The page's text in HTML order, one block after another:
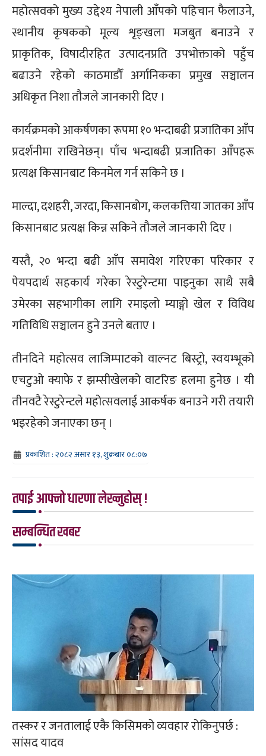
महोत्सवको मुख्य उद्देश्य नेपाली आँपको पहिचान फैलाउने,
स्थानीय कृषकको मूल्य शृङ्खला मजबुत बनाउने र
प्राकृतिक, विषादीरहित उत्पादनप्रति उपभोक्ताको पहुँच
बढाउने रहेको काठमाडौँ अर्गानिकका प्रमुख सञ्चालन
अधिकृत निशा तौजले जानकारी दिए ।
कार्यक्रमको आकर्षणका रूपमा १० भन्दाबढी प्रजातिका आँप
प्रदर्शनीमा राखिनेछन्। पाँच भन्दाबढी प्रजातिका आँपहरू
प्रत्यक्ष किसानबाट किनमेल गर्न सकिने छ ।
माल्दा, दशहरी, जरदा, किसानबोग, कलकत्तिया जातका आँप
किसानबाट प्रत्यक्ष किन्न सकिने तौजले जानकारी दिए ।
यस्तै, २० भन्दा बढी आँप समावेश गरिएका परिकार र
पेयपदार्थ सहकार्य गरेका रेस्टुरेन्टमा पाइनुका साथै सबै
उमेरका सहभागीका लागि रमाइलो म्याङ्गो खेल र विविध
गतिविधि सञ्चालन हुने उनले बताए ।
तीनदिने महोत्सव लाजिम्पाटको वाल्नट बिस्ट्रो, स्वयम्भूको
एचटुओ क्याफे र झम्सीखेलको वाटरिङ हलमा हुनेछ । यी
तीनवटै रेस्टुरेन्टले महोत्सवलाई आकर्षक बनाउने गरी तयारी
भइरहेको जनाएका छन् ।
प्रकाशित : २०८२ असार १३, शुक्रबार ०८:०७
तपाई आफ्नो धारणा लेख्नुहोस् !
सम्बन्धित खबर
तस्कर र जनतालाई एकै किसिमको व्यवहार रोकिनुपर्छ :
सांसद यादव